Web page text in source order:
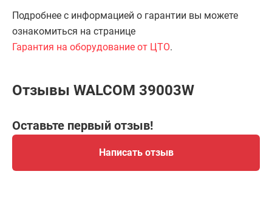
Подробнее с информацией о гарантии вы можете
ознакомиться на странице
Гарантия на оборудование от ЦТО.
Отзывы WALCOM 39003W
Оставьте первый отзыв!
Написать отзыв